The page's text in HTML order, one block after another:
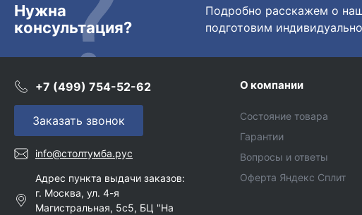
Нужна
консультация?
Подробно расскажем о
подготовим
+7 (499) 754-52-62
Заказать звонок
info@столтумба.рус
Адрес пункта выдачи заказов:
г. Москва, ул. 4-я
Магистральная, 5с5, БЦ "На
О компании
Состояние товара
Гарантии
Вопросы и ответы
Оферта Яндекс Сплит